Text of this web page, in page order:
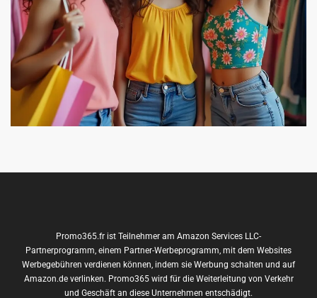
Promo365.fr ist Teilnehmer am Amazon Services LLC-
Partnerprogramm, einem Partner-Werbeprogramm, mit dem Websites
Werbegebühren verdienen können, indem sie Werbung schalten und auf
Amazon.de verlinken. Promo365 wird für die Weiterleitung von Verkehr
und Geschäft an diese Unternehmen entschädigt.